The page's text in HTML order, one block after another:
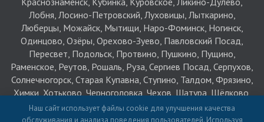
Наш сайт использует файлы cookie для улучшения качества
Лобня, Лосино-Петровский, Луховицы, Лыткарино,
Люберцы, Можайск, Мытищи, Наро-Фоминск, Ногинск,
Одинцово, Озёры, Орехово-Зуево, Павловский Посад,
Пересвет, Подольск, Протвино, Пушкино, Пущино,
Раменское, Реутов, Рошаль, Руза, Сергиев Посад, Серпухов,
Солнечногорск, Старая Купавна, Ступино, Талдом, Фрязино,
Химки, Хотьково, Черноголовка, Чехов, Шатура, Щёлково,
Электрогорск, Электросталь, Электроугли, Яхрома